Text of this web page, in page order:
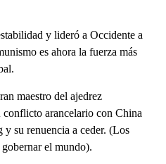
y lideró a Occidente a
es ahora la fuerza más
maestro del ajedrez
arancelario con China
su renuencia a ceder. (Los
el mundo).